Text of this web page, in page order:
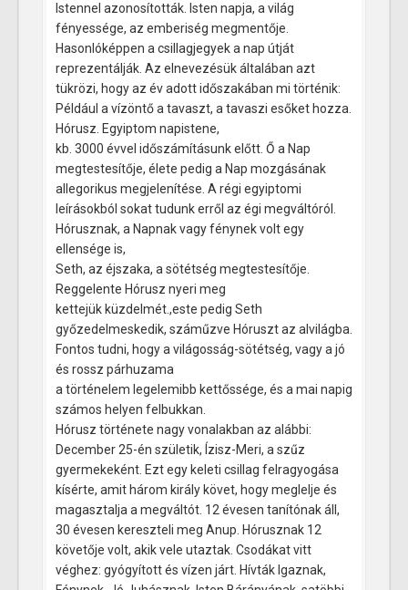
Istennel azonosították. Isten napja, a világ
fényessége, az emberiség megmentője.
Hasonlóképpen a csillagjegyek a nap útját
reprezentálják. Az elnevezésük általában azt
tükrözi, hogy az év adott időszakában mi történik:
Például a vízöntő a tavaszt, a tavaszi esőket hozza.
Hórusz. Egyiptom napistene,
kb. 3000 évvel időszámításunk előtt. Ő a Nap
megtestesítője, élete pedig a Nap mozgásának
allegorikus megjelenítése. A régi egyiptomi
leírásokból sokat tudunk erről az égi megváltóról.
Hórusznak, a Napnak vagy fénynek volt egy
ellensége is,
Seth, az éjszaka, a sötétség megtestesítője.
Reggelente Hórusz nyeri meg
kettejük küzdelmét.,este pedig Seth
győzedelmeskedik, száműzve Hóruszt az alvilágba.
Fontos tudni, hogy a világosság-sötétség, vagy a jó
és rossz párhuzama
a történelem legelemibb kettőssége, és a mai napig
számos helyen felbukkan.
Hórusz története nagy vonalakban az alábbi:
December 25-én születik, Ízisz-Meri, a szűz
gyermekeként. Ezt egy keleti csillag felragyogása
kísérte, amit három király követ, hogy meglelje és
magasztalja a megváltót. 12 évesen tanítónak áll,
30 évesen kereszteli meg Anup. Hórusznak 12
követője volt, akik vele utaztak. Csodákat vitt
véghez: gyógyított és vízen járt. Hívták Igaznak,